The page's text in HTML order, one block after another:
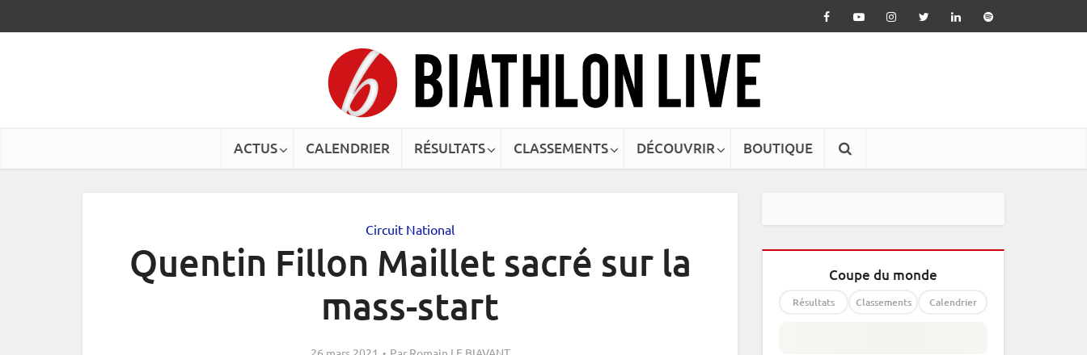
ACTUS CALENDRIER RÉSULTATS CLASSEMENTS DÉCOUVRIR BOUTIQUE
Circuit National
Quentin Fillon Maillet sacré sur la
mass-start
Coupe du monde
Résultats Classements Calendrier